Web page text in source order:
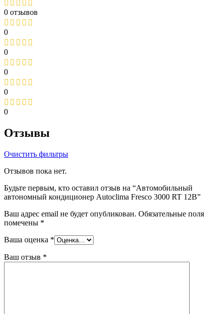
0 отзывов
0
0
0
0
0
Отзывы
Очистить фильтры
Отзывов пока нет.
Будьте первым, кто оставил отзыв на “Автомобильный
автономный кондиционер Autoclima Fresco 3000 RT 12В”
Ваш адрес email не будет опубликован. Обязательные поля
помечены *
Ваша оценка *
Ваш отзыв *